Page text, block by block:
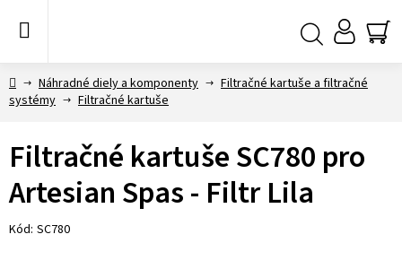
DomovNáhradné diely a komponenty
Filtračné kartuše a filtračné
systémy
Filtračné kartuše
Filtračné kartuše SC780 pro
Artesian Spas - Filtr Lila
Kód: SC780